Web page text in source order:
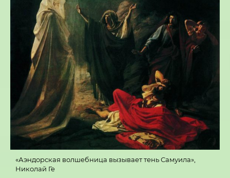
«Аэндорская волшебница вызывает тень Самуила»,
Николай Ге